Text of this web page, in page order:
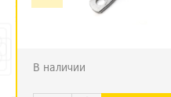
В наличии